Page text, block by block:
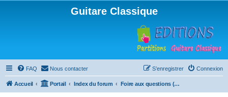
Guitare Classique
FAQ Nous contacter Connexion
S’enregistrer
Accueil Portail Index du forum Foire aux questions (Questions posées fréquemment)